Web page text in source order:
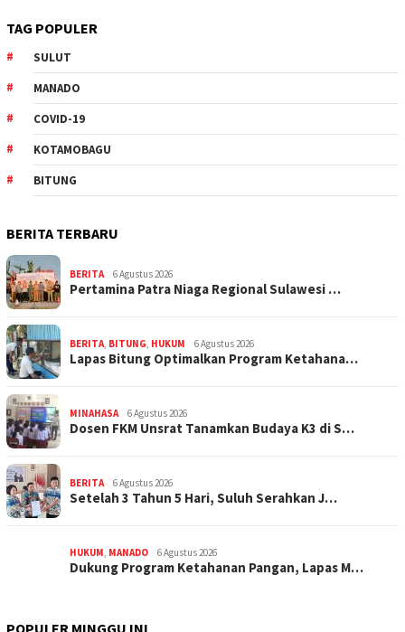
TAG POPULER
SULUT
MANADO
COVID-19
KOTAMOBAGU
BITUNG
BERITA TERBARU
BERITA 6 Agustus 2026
Pertamina Patra Niaga Regional Sulawesi …
BERITA, BITUNG, HUKUM 6 Agustus 2026
Lapas Bitung Optimalkan Program Ketahana…
MINAHASA 6 Agustus 2026
Dosen FKM Unsrat Tanamkan Budaya K3 di S…
BERITA 6 Agustus 2026
Setelah 3 Tahun 5 Hari, Suluh Serahkan J…
HUKUM, MANADO 6 Agustus 2026
Dukung Program Ketahanan Pangan, Lapas M…